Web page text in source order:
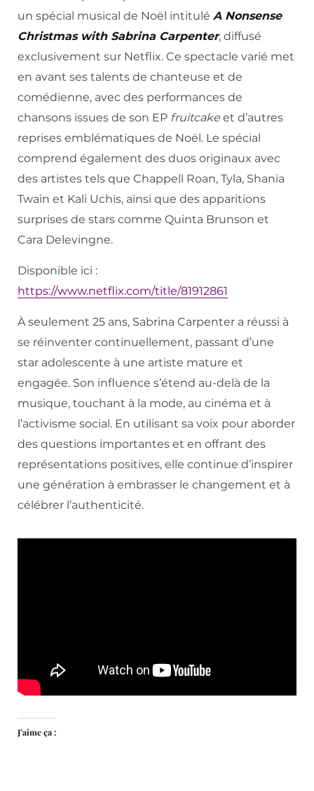
un spécial musical de Noël intitulé A Nonsense
Christmas with Sabrina Carpenter, diffusé
exclusivement sur Netflix. Ce spectacle varié met
en avant ses talents de chanteuse et de
comédienne, avec des performances de
chansons issues de son EP fruitcake et d’autres
reprises emblématiques de Noël. Le spécial
comprend également des duos originaux avec
des artistes tels que Chappell Roan, Tyla, Shania
Twain et Kali Uchis, ainsi que des apparitions
surprises de stars comme Quinta Brunson et
Cara Delevingne.
Disponible ici :
https://www.netflix.com/title/81912861
À seulement 25 ans, Sabrina Carpenter a réussi à
se réinventer continuellement, passant d’une
star adolescente à une artiste mature et
engagée. Son influence s’étend au-delà de la
musique, touchant à la mode, au cinéma et à
l’activisme social. En utilisant sa voix pour aborder
des questions importantes et en offrant des
représentations positives, elle continue d’inspirer
une génération à embrasser le changement et à
célébrer l’authenticité.
J’aime ça :